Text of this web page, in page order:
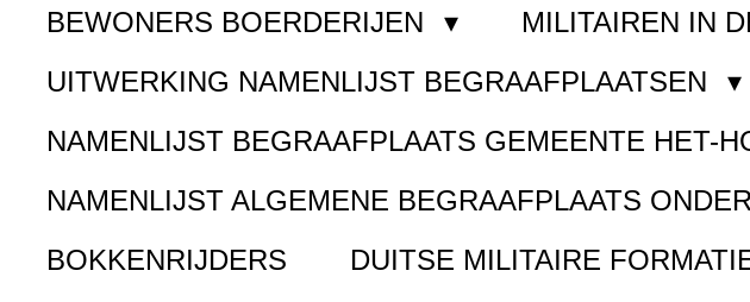
BEWONERS BOERDERIJEN
MILITAIREN IN
UITWERKING NAMENLIJST BEGRAAFPLAATSEN
NAMENLIJST BEGRAAFPLAATS GEMEENTE HET-
NAMENLIJST ALGEMENE BEGRAAFPLAATS
BOKKENRIJDERS
DUITSE MILITAIRE